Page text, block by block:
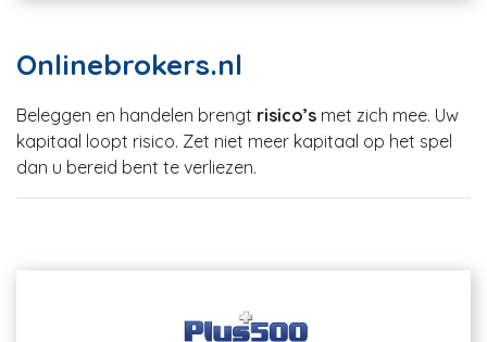
Onlinebrokers.nl
Beleggen en handelen brengt risico’s met zich mee. Uw
kapitaal loopt risico. Zet niet meer kapitaal op het spel
dan u bereid bent te verliezen.